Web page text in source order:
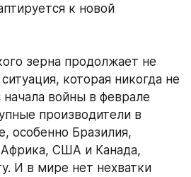
к новой
зерна продолжает не
которая никогда не
начала войны в феврале
производители в
особенно Бразилия,
США и Канада,
И в мире нет нехватки